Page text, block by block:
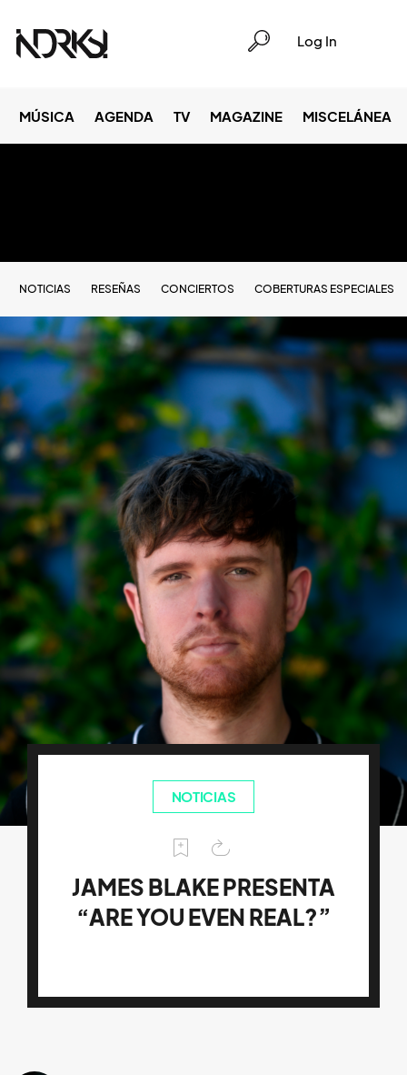
Log In
MÚSICA AGENDA TV MAGAZINE MISCELÁNEA
NOTICIAS RESEÑAS CONCIERTOS COBERTURAS ESPECIALES
NOTICIAS
JAMES BLAKE PRESENTA
“ARE YOU EVEN REAL?”